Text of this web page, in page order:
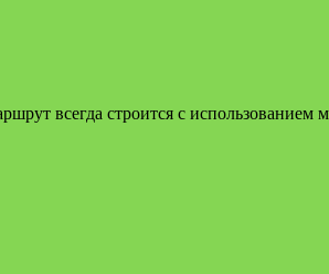
всегда строится с использованием